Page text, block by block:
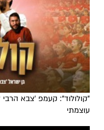
"קולולוד": קעמפ 'צבא הרבי
עוצמתי